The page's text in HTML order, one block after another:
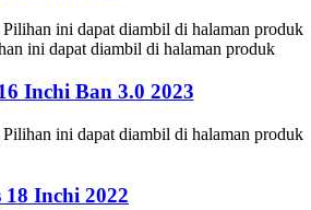
ini dapat diambil di halaman produk
ini dapat diambil di halaman produk
Inchi Ban 3.0 2023
ini dapat diambil di halaman produk
18 Inchi 2022